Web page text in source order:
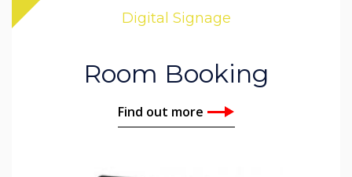
Digital Signage
Room Booking
Find out more